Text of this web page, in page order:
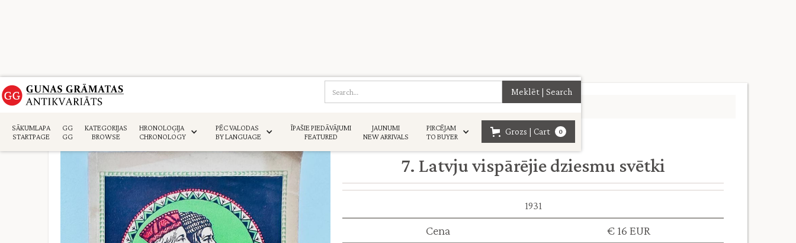
SĀKUMLAPA
STARTPAGE
GG
GG
KATEGORIJAS
BROWSE
HRONOLOĢIJA
CHRONOLOGY
PĒC VALODAS
BY LANGUAGE
ĪPAŠIE PIEDĀVĀJUMI
FEATURED
JAUNUMI
NEW ARRIVALS
PIRCĒJAM
TO BUYER
Grozs | Cart 0
Sākumlapa
7. Latvju vispārējie dziesmu svētki
1931
Cena € 16 EUR